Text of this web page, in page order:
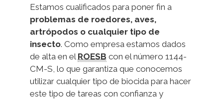
Estamos cualificados para poner fin a
problemas de roedores, aves,
artrópodos o cualquier tipo de
insecto. Como empresa estamos dados
de alta en el ROESB con el número 1144-
CM-S, lo que garantiza que conocemos
utilizar cualquier tipo de biocida para hacer
este tipo de tareas con confianza y